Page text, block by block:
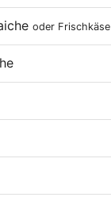
oder Frischkäse